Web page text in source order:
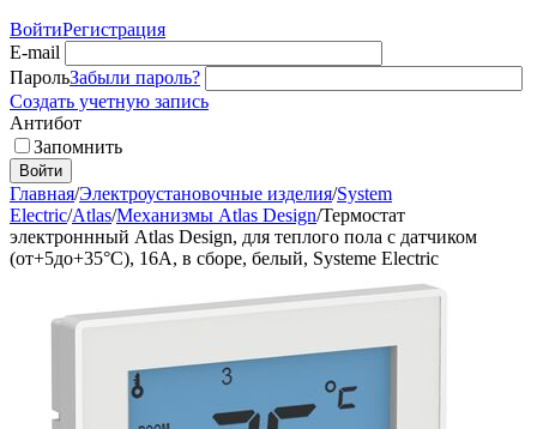
ВойтиРегистрация
E-mail
ПарольЗабыли пароль?
Создать учетную запись
Антибот
Запомнить
Войти
Главная/Электроустановочные изделия/System
Electric/Atlas/Механизмы Atlas Design/Термостат
электроннный Atlas Design, для теплого пола с датчиком
(от+5до+35°C), 16A, в сборе, белый, Systeme Electric